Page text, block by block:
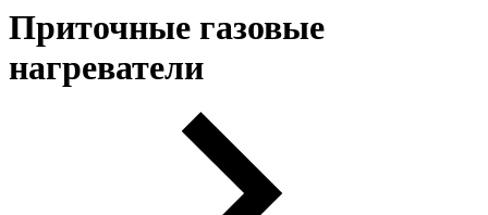
Приточные газовые
нагреватели